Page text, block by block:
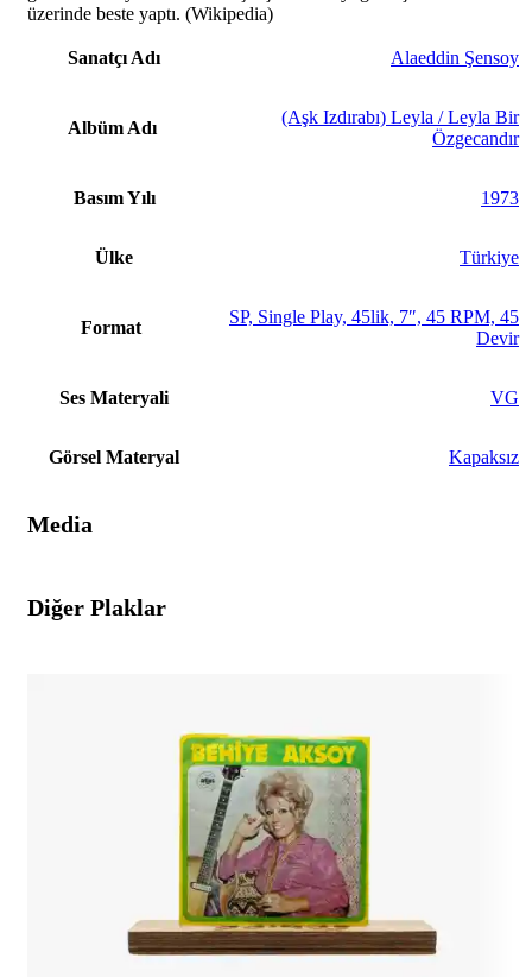
üzerinde beste yaptı. (Wikipedia)
Sanatçı Adı Alaeddin Şensoy
Albüm Adı
(Aşk Izdırabı) Leyla / Leyla Bir
Özgecandır
Basım Yılı 1973
Ülke Türkiye
Format
SP, Single Play, 45lik, 7″, 45 RPM, 45
Devir
Ses Materyali VG
Görsel Materyal Kapaksız
Media
Diğer Plaklar